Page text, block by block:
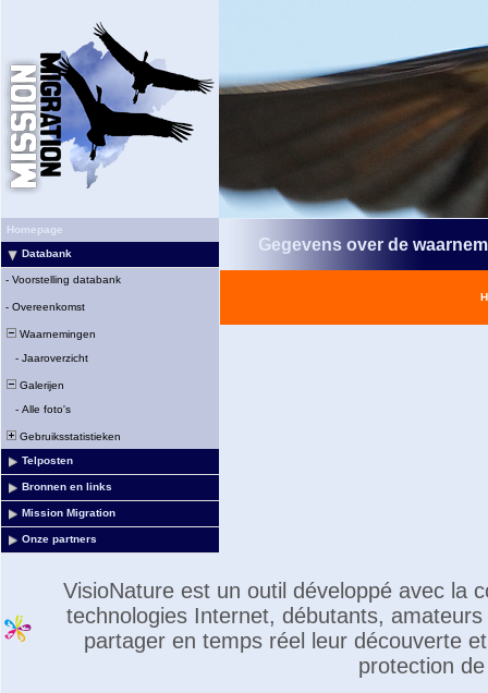
Homepage
Databank
- Voorstelling databank
- Overeenkomst
Waarnemingen
- Jaaroverzicht
Galerijen
- Alle foto's
Gebruiksstatistieken
Telposten
Bronnen en links
Mission Migration
Onze partners
Gegevens over de
VisioNature est un outil développé avec la
technologies Internet, débutants,
partager en temps réel leur découverte
protection